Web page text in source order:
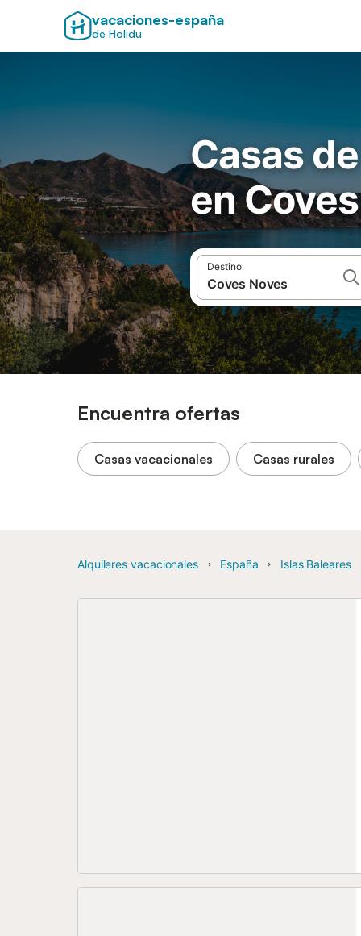
vacaciones-españa
de Holidu
Casas
en
Destino
Encuentra ofertas
Casas vacacionales Casas rurales
Alquileres vacacionales España Islas Baleares